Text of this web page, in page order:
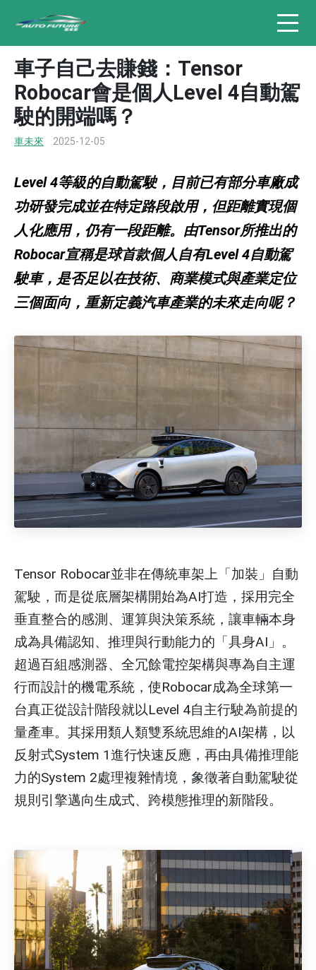
車子自己去賺錢：Tensor
Robocar會是個人Level 4自動駕
駛的開端嗎？
車未來 2025-12-05
Level 4等級的自動駕駛，目前已有部分車廠成
功研發完成並在特定路段啟用，但距離實現個
人化應用，仍有一段距離。由Tensor所推出的
Robocar宣稱是球首款個人自有Level 4自動駕
駛車，是否足以在技術、商業模式與產業定位
三個面向，重新定義汽車產業的未來走向呢？
Tensor Robocar並非在傳統車架上「加裝」自動
駕駛，而是從底層架構開始為AI打造，採用完全
垂直整合的感測、運算與決策系統，讓車輛本身
成為具備認知、推理與行動能力的「具身AI」。
超過百組感測器、全冗餘電控架構與專為自主運
行而設計的機電系統，使Robocar成為全球第一
台真正從設計階段就以Level 4自主行駛為前提的
量產車。其採用類人類雙系統思維的AI架構，以
反射式System 1進行快速反應，再由具備推理能
力的System 2處理複雜情境，象徵著自動駕駛從
規則引擎邁向生成式、跨模態推理的新階段。